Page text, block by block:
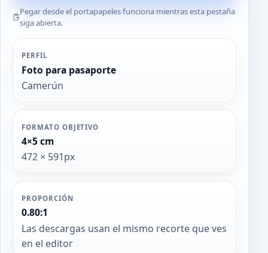
Pegar desde el portapapeles funciona mientras esta pestaña
siga abierta.
PERFIL
Foto para pasaporte
Camerún
FORMATO OBJETIVO
4×5 cm
472 × 591px
PROPORCIÓN
0.80:1
Las descargas usan el mismo recorte que ves
en el editor